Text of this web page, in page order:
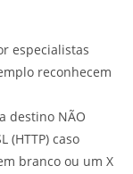
especialistas
reconhecem
destino NÃO
(HTTP) caso
branco ou um X